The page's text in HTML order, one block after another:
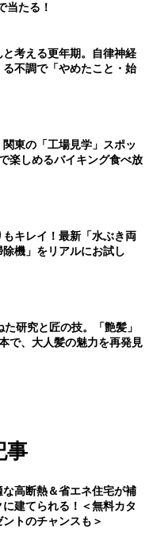
当たる！
考える更年期。自律神経
不調で「やめたこと・始
東の「工場見学」スポッ
楽しめるバイキング食べ放
キレイ！最新「水ぶき両
除機」をリアルにお試し
研究と匠の技。「艶髪」
で、大人髪の魅力を再発見
事
高断熱＆省エネ住宅が補
に建てられる！＜無料カタ
トのチャンスも＞